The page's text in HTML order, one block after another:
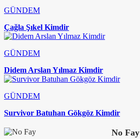
GÜNDEM
Çağla Şıkel Kimdir
GÜNDEM
Didem Arslan Yılmaz Kimdir
GÜNDEM
Survivor Batuhan Gökgöz Kimdir
No Fay